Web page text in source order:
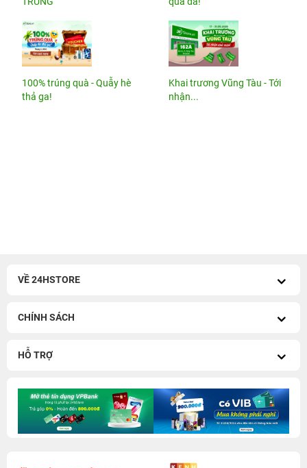
100% trúng quà - Quẫy hè
thả ga!
Khai trương Vũng Tàu - Tới
nhận...
VỀ 24HSTORE
CHÍNH SÁCH
HỖ TRỢ